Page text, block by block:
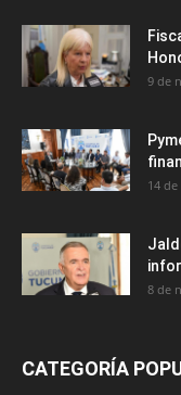
9 de
14
8 de
CATEGORÍA